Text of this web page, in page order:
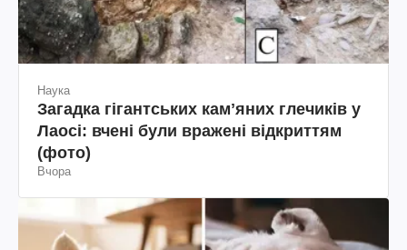
Наука
Загадка гігантських камʼяних глечиків у
Лаосі: вчені були вражені відкриттям
(фото)
Вчора